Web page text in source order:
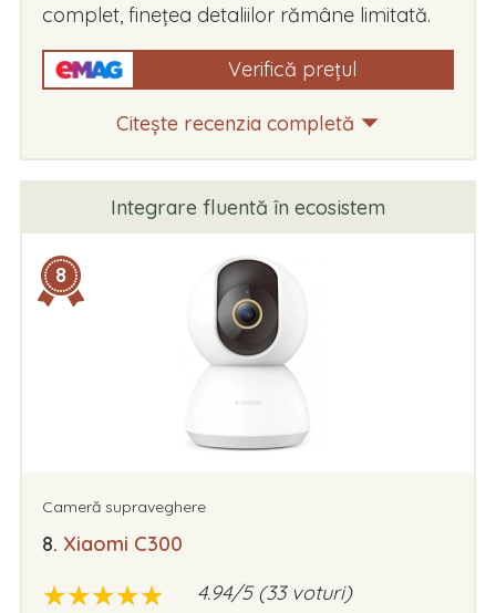
complet, finețea detaliilor rămâne limitată.
Verifică prețul
Citește recenzia completă
Integrare fluentă în ecosistem
8
Cameră supraveghere
8. Xiaomi C300
★★★★★
★★★★★ 4.94/5 (33 voturi)